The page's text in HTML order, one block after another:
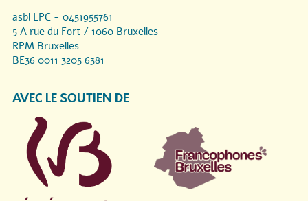
asbl LPC - 0451955761
5 A rue du Fort / 1060 Bruxelles
RPM Bruxelles
BE36 0011 3205 6381
AVEC LE SOUTIEN DE